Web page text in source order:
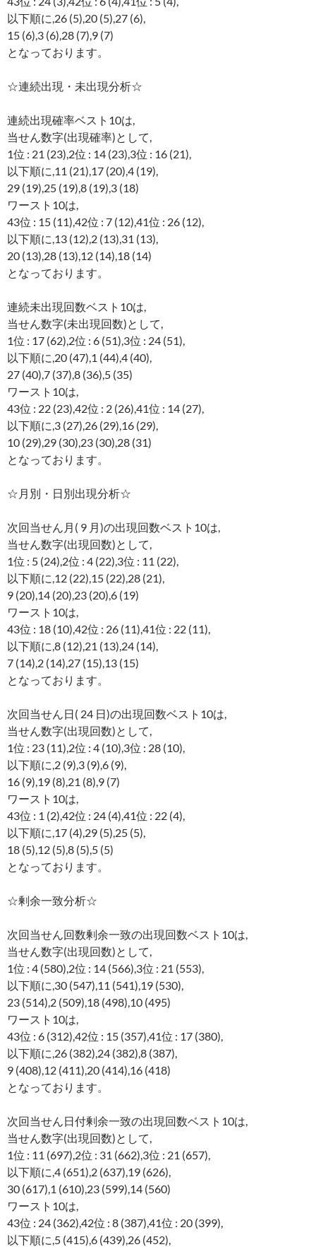
以下順に,26 (5),20 (5),27 (6),
15 (6),3 (6),28 (7),9 (7)
となっております。
☆連続出現・未出現分析☆
連続出現確率ベスト10は,
当せん数字(出現確率)として,
1位 : 21 (23),2位 : 14 (23),3位 : 16 (21),
以下順に,11 (21),17 (20),4 (19),
29 (19),25 (19),8 (19),3 (18)
ワースト10は,
43位 : 15 (11),42位 : 7 (12),41位 : 26 (12),
以下順に,13 (12),2 (13),31 (13),
20 (13),28 (13),12 (14),18 (14)
となっております。
連続未出現回数ベスト10は,
当せん数字(未出現回数)として,
1位 : 17 (62),2位 : 6 (51),3位 : 24 (51),
以下順に,20 (47),1 (44),4 (40),
27 (40),7 (37),8 (36),5 (35)
ワースト10は,
43位 : 22 (23),42位 : 2 (26),41位 : 14 (27),
以下順に,3 (27),26 (29),16 (29),
10 (29),29 (30),23 (30),28 (31)
となっております。
☆月別・日別出現分析☆
次回当せん月( 9 月)の出現回数ベスト10は,
当せん数字(出現回数)として,
1位 : 5 (24),2位 : 4 (22),3位 : 11 (22),
以下順に,12 (22),15 (22),28 (21),
9 (20),14 (20),23 (20),6 (19)
ワースト10は,
43位 : 18 (10),42位 : 26 (11),41位 : 22 (11),
以下順に,8 (12),21 (13),24 (14),
7 (14),2 (14),27 (15),13 (15)
となっております。
次回当せん日( 24 日)の出現回数ベスト10は,
当せん数字(出現回数)として,
1位 : 23 (11),2位 : 4 (10),3位 : 28 (10),
以下順に,2 (9),3 (9),6 (9),
16 (9),19 (8),21 (8),9 (7)
ワースト10は,
43位 : 1 (2),42位 : 24 (4),41位 : 22 (4),
以下順に,17 (4),29 (5),25 (5),
18 (5),12 (5),8 (5),5 (5)
となっております。
☆剰余一致分析☆
次回当せん回数剰余一致の出現回数ベスト10は,
当せん数字(出現回数)として,
1位 : 4 (580),2位 : 14 (566),3位 : 21 (553),
以下順に,30 (547),11 (541),19 (530),
23 (514),2 (509),18 (498),10 (495)
ワースト10は,
43位 : 6 (312),42位 : 15 (357),41位 : 17 (380),
以下順に,26 (382),24 (382),8 (387),
9 (408),12 (411),20 (414),16 (418)
となっております。
次回当せん日付剰余一致の出現回数ベスト10は,
当せん数字(出現回数)として,
1位 : 11 (697),2位 : 31 (662),3位 : 21 (657),
以下順に,4 (651),2 (637),19 (626),
30 (617),1 (610),23 (599),14 (560)
ワースト10は,
43位 : 24 (362),42位 : 8 (387),41位 : 20 (399),
以下順に,5 (415),6 (439),26 (452),